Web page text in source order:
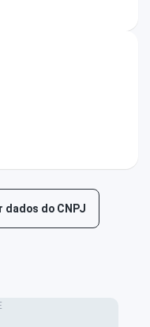
do CNPJ